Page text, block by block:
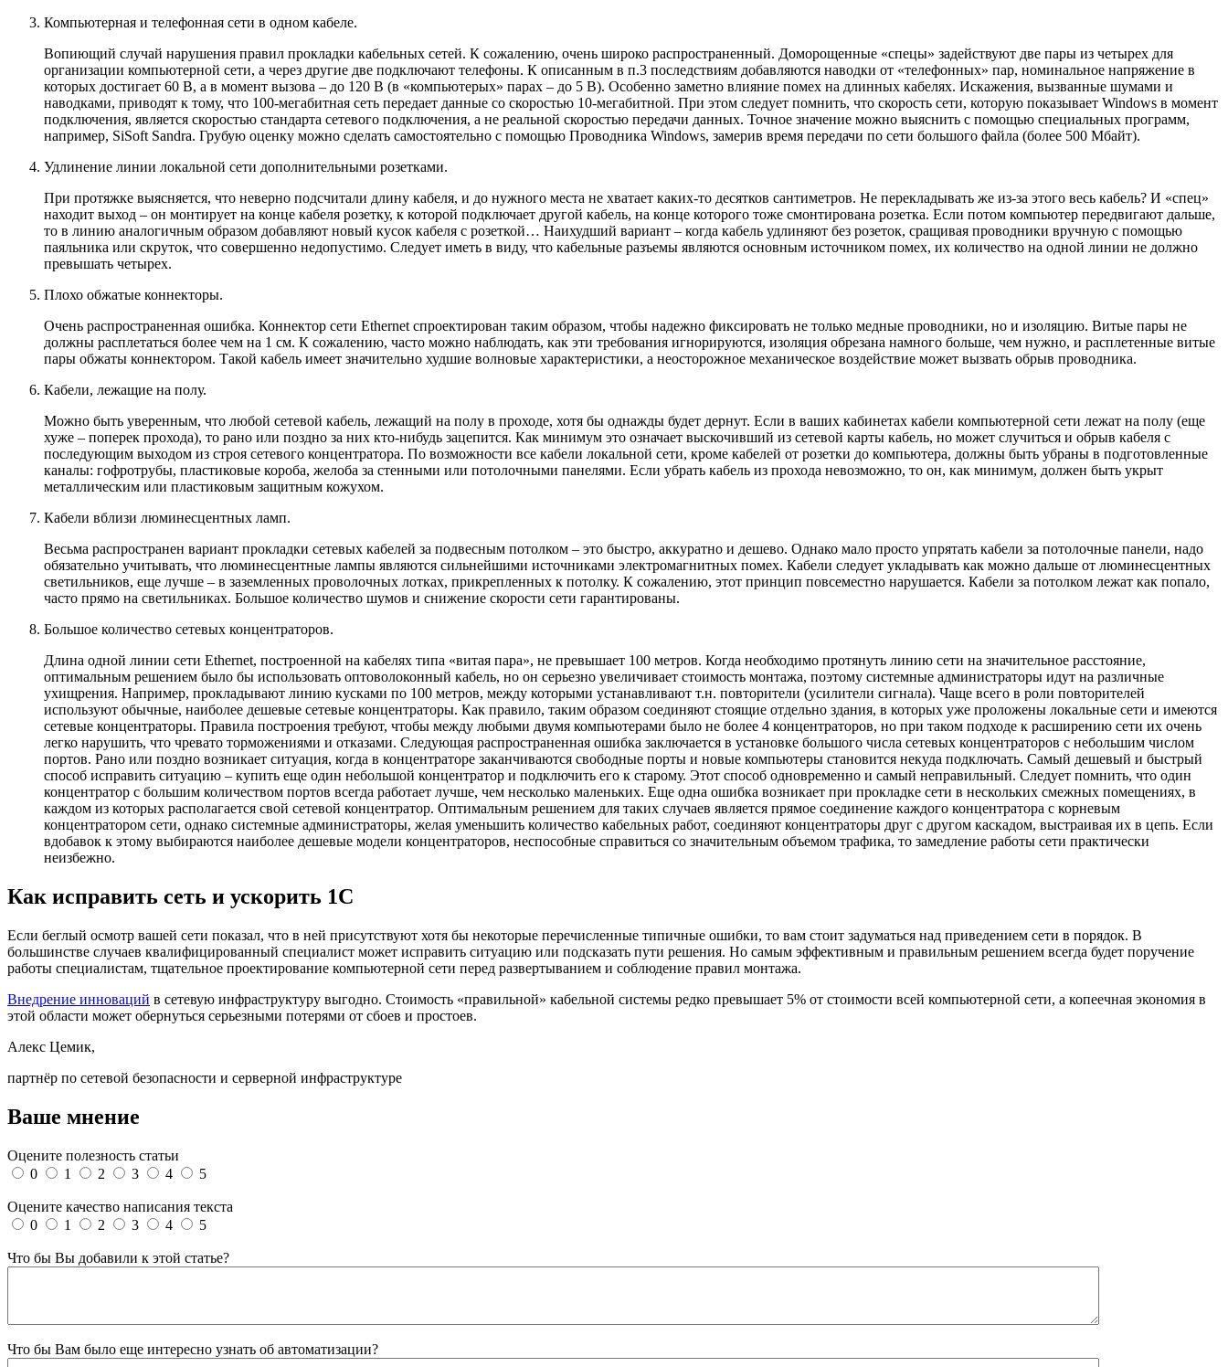
Компьютерная и телефонная сети в одном кабеле.
Вопиющий случай нарушения правил прокладки кабельных сетей. К сожалению, очень широко распространенный. Доморощенные «спецы» задействуют две пары из четырех для
организации компьютерной сети, а через другие две подключают телефоны. К описанным в п.3 последствиям добавляются наводки от «телефонных» пар, номинальное напряжение в
которых достигает 60 В, а в момент вызова – до 120 В (в «компьютерых» парах – до 5 В). Особенно заметно влияние помех на длинных кабелях. Искажения, вызванные шумами и
наводками, приводят к тому, что 100-мегабитная сеть передает данные со скоростью 10-мегабитной. При этом следует помнить, что скорость сети, которую показывает Windows в момент
подключения, является скоростью стандарта сетевого подключения, а не реальной скоростью передачи данных. Точное значение можно выяснить с помощью специальных программ,
например, SiSoft Sandra. Грубую оценку можно сделать самостоятельно с помощью Проводника Windows, замерив время передачи по сети большого файла (более 500 Мбайт).
Удлинение линии локальной сети дополнительными розетками.
При протяжке выясняется, что неверно подсчитали длину кабеля, и до нужного места не хватает каких-то десятков сантиметров. Не перекладывать же из-за этого весь кабель? И «спец»
находит выход – он монтирует на конце кабеля розетку, к которой подключает другой кабель, на конце которого тоже смонтирована розетка. Если потом компьютер передвигают дальше,
то в линию аналогичным образом добавляют новый кусок кабеля с розеткой… Наихудший вариант – когда кабель удлиняют без розеток, сращивая проводники вручную с помощью
паяльника или скруток, что совершенно недопустимо. Следует иметь в виду, что кабельные разъемы являются основным источником помех, их количество на одной линии не должно
превышать четырех.
Плохо обжатые коннекторы.
Очень распространенная ошибка. Коннектор сети Ethernet спроектирован таким образом, чтобы надежно фиксировать не только медные проводники, но и изоляцию. Витые пары не
должны расплетаться более чем на 1 см. К сожалению, часто можно наблюдать, как эти требования игнорируются, изоляция обрезана намного больше, чем нужно, и расплетенные витые
пары обжаты коннектором. Такой кабель имеет значительно худшие волновые характеристики, а неосторожное механическое воздействие может вызвать обрыв проводника.
Кабели, лежащие на полу.
Можно быть уверенным, что любой сетевой кабель, лежащий на полу в проходе, хотя бы однажды будет дернут. Если в ваших кабинетах кабели компьютерной сети лежат на полу (еще
хуже – поперек прохода), то рано или поздно за них кто-нибудь зацепится. Как минимум это означает выскочивший из сетевой карты кабель, но может случиться и обрыв кабеля с
последующим выходом из строя сетевого концентратора. По возможности все кабели локальной сети, кроме кабелей от розетки до компьютера, должны быть убраны в подготовленные
каналы: гофротрубы, пластиковые короба, желоба за стенными или потолочными панелями. Если убрать кабель из прохода невозможно, то он, как минимум, должен быть укрыт
металлическим или пластиковым защитным кожухом.
Кабели вблизи люминесцентных ламп.
Весьма распространен вариант прокладки сетевых кабелей за подвесным потолком – это быстро, аккуратно и дешево. Однако мало просто упрятать кабели за потолочные панели, надо
обязательно учитывать, что люминесцентные лампы являются сильнейшими источниками электромагнитных помех. Кабели следует укладывать как можно дальше от люминесцентных
светильников, еще лучше – в заземленных проволочных лотках, прикрепленных к потолку. К сожалению, этот принцип повсеместно нарушается. Кабели за потолком лежат как попало,
часто прямо на светильниках. Большое количество шумов и снижение скорости сети гарантированы.
Большое количество сетевых концентраторов.
Длина одной линии сети Ethernet, построенной на кабелях типа «витая пара», не превышает 100 метров. Когда необходимо протянуть линию сети на значительное расстояние,
оптимальным решением было бы использовать оптоволоконный кабель, но он серьезно увеличивает стоимость монтажа, поэтому системные администраторы идут на различные
ухищрения. Например, прокладывают линию кусками по 100 метров, между которыми устанавливают т.н. повторители (усилители сигнала). Чаще всего в роли повторителей
используют обычные, наиболее дешевые сетевые концентраторы. Как правило, таким образом соединяют стоящие отдельно здания, в которых уже проложены локальные сети и имеются
сетевые концентраторы. Правила построения требуют, чтобы между любыми двумя компьютерами было не более 4 концентраторов, но при таком подходе к расширению сети их очень
легко нарушить, что чревато торможениями и отказами. Следующая распространенная ошибка заключается в установке большого числа сетевых концентраторов с небольшим числом
портов. Рано или поздно возникает ситуация, когда в концентраторе заканчиваются свободные порты и новые компьютеры становится некуда подключать. Самый дешевый и быстрый
способ исправить ситуацию – купить еще один небольшой концентратор и подключить его к старому. Этот способ одновременно и самый неправильный. Следует помнить, что один
концентратор с большим количеством портов всегда работает лучше, чем несколько маленьких. Еще одна ошибка возникает при прокладке сети в нескольких смежных помещениях, в
каждом из которых располагается свой сетевой концентратор. Оптимальным решением для таких случаев является прямое соединение каждого концентратора с корневым
концентратором сети, однако системные администраторы, желая уменьшить количество кабельных работ, соединяют концентраторы друг с другом каскадом, выстраивая их в цепь. Если
вдобавок к этому выбираются наиболее дешевые модели концентраторов, неспособные справиться со значительным объемом трафика, то замедление работы сети практически
неизбежно.
Как исправить сеть и ускорить 1С
Если беглый осмотр вашей сети показал, что в ней присутствуют хотя бы некоторые перечисленные типичные ошибки, то вам стоит задуматься над приведением сети в порядок. В
большинстве случаев квалифицированный специалист может исправить ситуацию или подсказать пути решения. Но самым эффективным и правильным решением всегда будет поручение
работы специалистам, тщательное проектирование компьютерной сети перед развертыванием и соблюдение правил монтажа.
Внедрение инноваций в сетевую инфраструктуру выгодно. Стоимость «правильной» кабельной системы редко превышает 5% от стоимости всей компьютерной сети, а копеечная экономия в
этой области может обернуться серьезными потерями от сбоев и простоев.
Алекс Цемик,
партнёр по сетевой безопасности и серверной инфраструктуре
Ваше мнение
Оцените полезность статьи
0
1 2 3 4 5
Оцените качество написания текста
0
1 2 3 4 5
Что бы Вы добавили к этой статье?
Что бы Вам было еще интересно узнать об автоматизации?